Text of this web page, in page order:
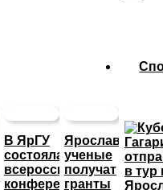
В ЯрГУ
состоялась
всероссийская
конференция
Ярославские
ученые
получат
гранты